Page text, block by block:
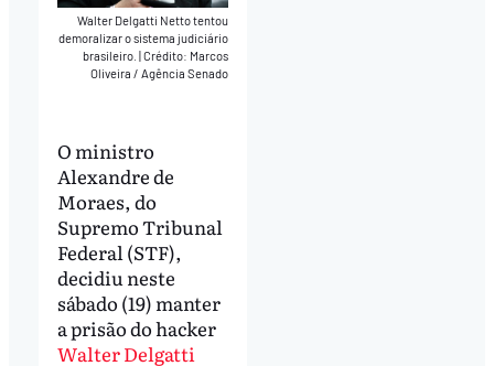
Walter Delgatti Netto tentou
demoralizar o sistema judiciário
brasileiro.|Crédito: Marcos
Oliveira / Agência Senado
O ministro
Alexandre de
Moraes, do
Supremo Tribunal
Federal (STF),
decidiu neste
sábado (19) manter
a prisão do hacker
Walter Delgatti